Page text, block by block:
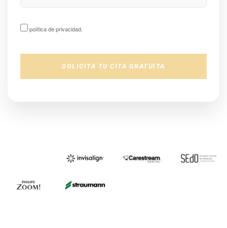
política de privacidad.
SOLICITA TU CITA GRATUITA